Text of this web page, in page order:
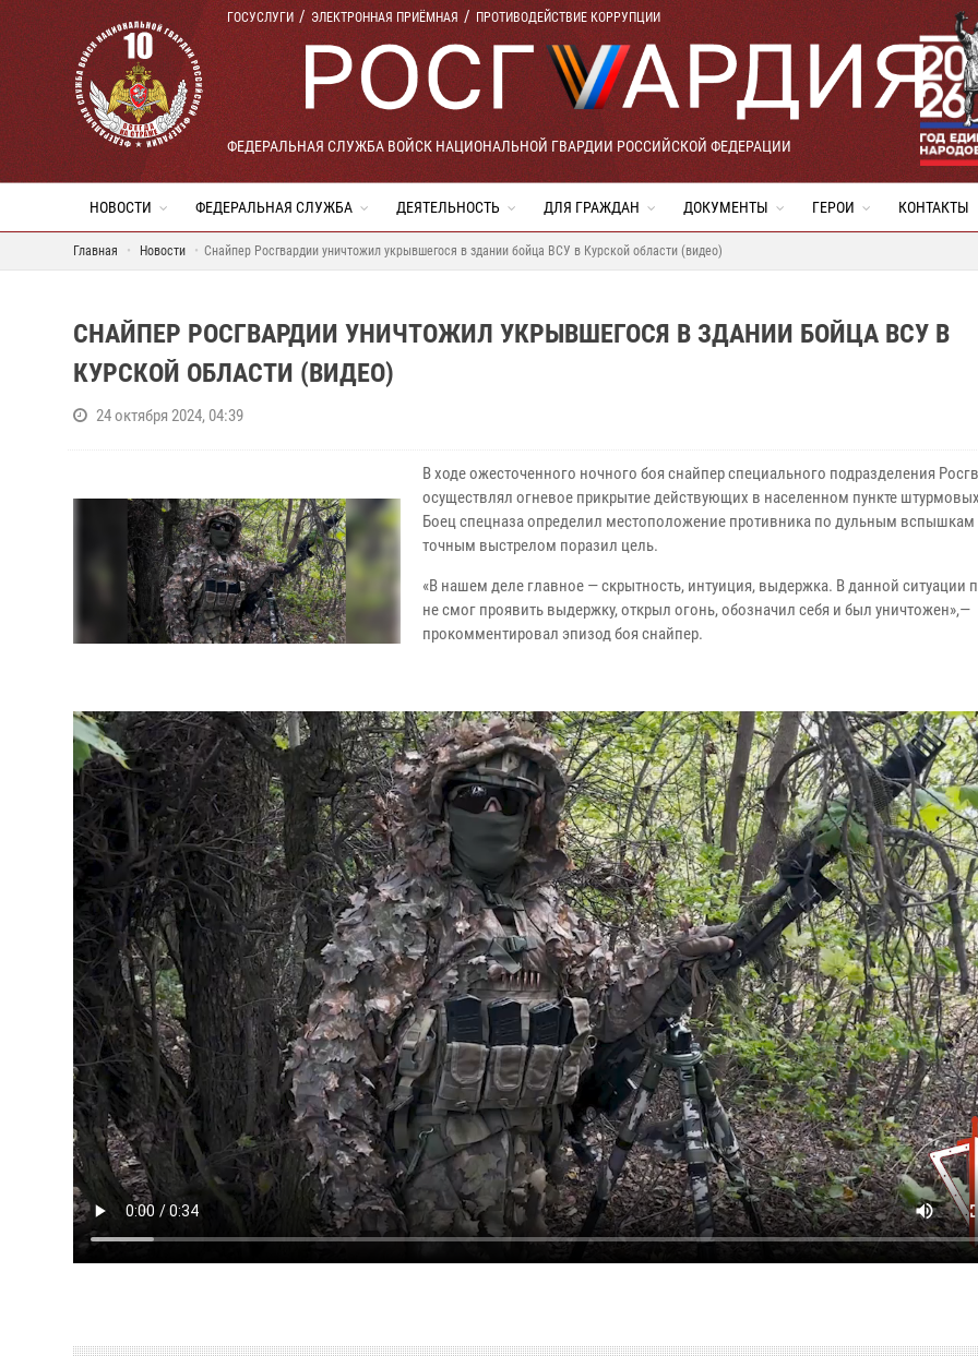
ГОСУСЛУГИ ЭЛЕКТРОННАЯ ПРИЁМНАЯ ПРОТИВОДЕЙСТВИЕ КОРРУПЦИИ
ФЕДЕРАЛЬНАЯ СЛУЖБА ВОЙСК НАЦИОНАЛЬНОЙ ГВАРДИИ РОССИЙСКОЙ ФЕДЕРАЦИИ
НОВОСТИ ФЕДЕРАЛЬНАЯ СЛУЖБА ДЕЯТЕЛЬНОСТЬ ДЛЯ ГРАЖДАН ДОКУМЕНТЫ ГЕРОИ КОНТАКТЫ
Главная Новости Снайпер Росгвардии уничтожил укрывшегося в здании бойца ВСУ в Курской области (видео)
СНАЙПЕР РОСГВАРДИИ УНИЧТОЖИЛ УКРЫВШЕГОСЯ В ЗДАНИИ БОЙЦА ВСУ В
КУРСКОЙ ОБЛАСТИ (ВИДЕО)
24 октября 2024, 04:39
В ходе ожесточенного ночного боя снайпер специального подразделения
осуществлял огневое прикрытие действующих в населенном пункте
Боец спецназа определил местоположение противника по дульным
точным выстрелом поразил цель.
«В нашем деле главное — скрытность, интуиция, выдержка. В данной ситуации
не смог проявить выдержку, открыл огонь, обозначил себя и был уничтожен»,—
прокомментировал эпизод боя снайпер.